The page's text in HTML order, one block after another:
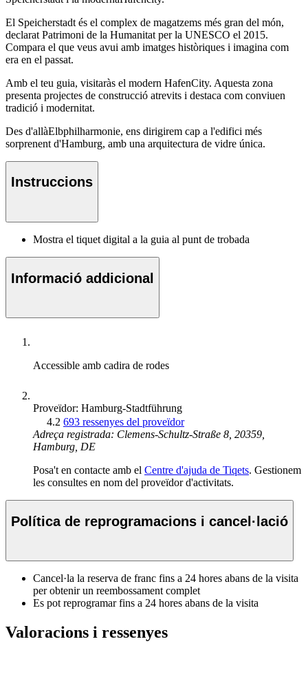
El Speicherstadt és el complex de magatzems més gran del món,
declarat Patrimoni de la Humanitat per la UNESCO el 2015.
Compara el que veus avui amb imatges històriques i imagina com
era en el passat.
Amb el teu guia, visitaràs el modern HafenCity. Aquesta zona
presenta projectes de construcció atrevits i destaca com conviuen
tradició i modernitat.
Des d'allàElbphilharmonie, ens dirigirem cap a l'edifici més
sorprenent d'Hamburg, amb una arquitectura de vidre única.
Instruccions
Mostra el tiquet digital a la guia al punt de trobada
Informació addicional
Accessible amb cadira de rodes
Proveïdor: Hamburg-Stadtführung
4.2 693 ressenyes del proveïdor
Adreça registrada: Clemens-Schultz-Straße 8, 20359,
Hamburg, DE
Posa't en contacte amb el Centre d'ajuda de Tiqets. Gestionem
les consultes en nom del proveïdor d'activitats.
Política de reprogramacions i cancel·lació
Cancel·la la reserva de franc fins a 24 hores abans de la visita
per obtenir un reembossament complet
Es pot reprogramar fins a 24 hores abans de la visita
Valoracions i ressenyes